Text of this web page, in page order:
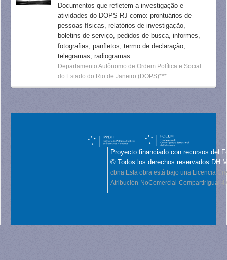
Documentos que refletem a investigação e
atividades do DOPS-RJ como: prontuários de
pessoas físicas, relatórios de investigação,
boletins de serviço, pedidos de busca, informes,
fotografias, panfletos, termo de declaração,
telegramas, radiogramas ...
Departamento Autônomo de Ordem Política e Social
do Estado do Rio de Janeiro (DOPS)***
Proyecto financiado con recursos del
© Todos los derechos reservados DH
cbna Esta obra está bajo una Licencia
Atribución-NoComercial-CompartirIgual